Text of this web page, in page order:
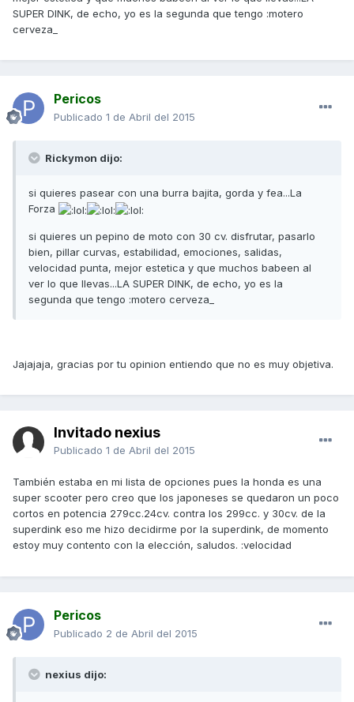
SUPER DINK, de echo, yo es la segunda que tengo :motero
cerveza_
Pericos
Publicado 1 de Abril del 2015
Rickymon dijo:
si quieres pasear con una burra bajita, gorda y fea...La
Forza
si quieres un pepino de moto con 30 cv. disfrutar, pasarlo
bien, pillar curvas, estabilidad, emociones, salidas,
velocidad punta, mejor estetica y que muchos babeen al
ver lo que llevas...LA SUPER DINK, de echo, yo es la
segunda que tengo :motero cerveza_
Jajajaja, gracias por tu opinion entiendo que no es muy objetiva.
Invitado nexius
Publicado 1 de Abril del 2015
También estaba en mi lista de opciones pues la honda es una
super scooter pero creo que los japoneses se quedaron un poco
cortos en potencia 279cc.24cv. contra los 299cc. y 30cv. de la
superdink eso me hizo decidirme por la superdink, de momento
estoy muy contento con la elección, saludos. :velocidad
Pericos
Publicado 2 de Abril del 2015
nexius dijo: